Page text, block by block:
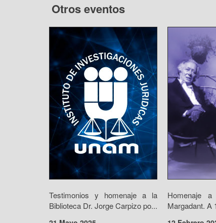
Otros eventos
Testimonios y homenaje a la
Biblioteca Dr. Jorge Carpizo po...
Homenaje
Margadant. A